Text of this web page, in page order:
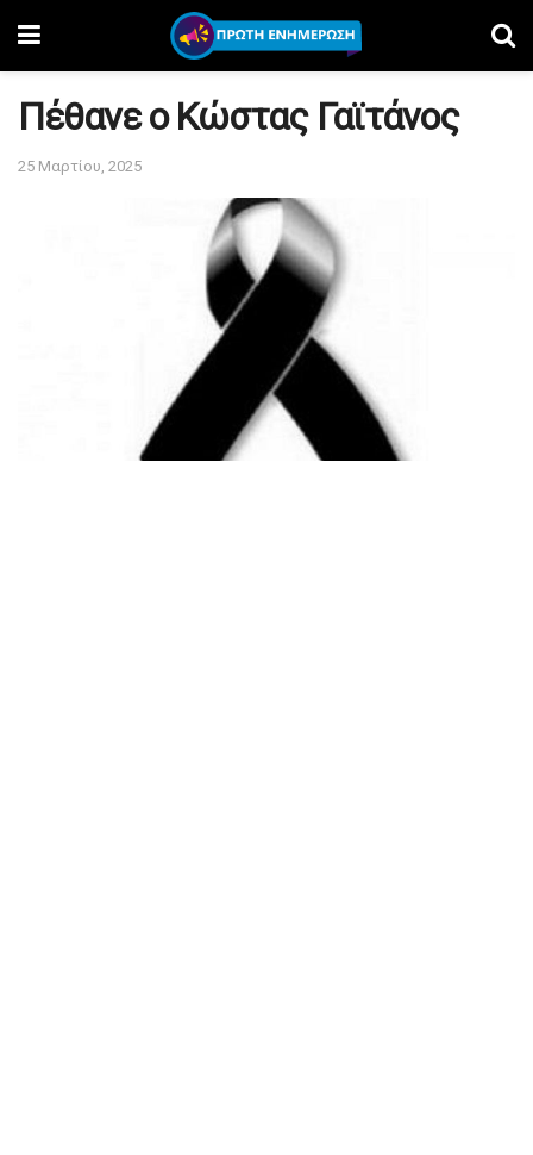
Πέθανε ο Κώστας Γαϊτάνος
25 Μαρτίου, 2025